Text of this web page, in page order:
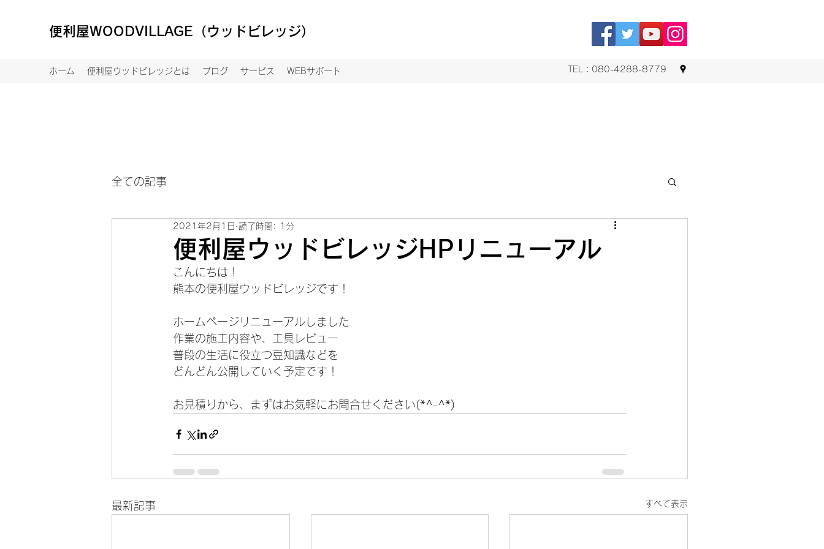
便利屋WOODVILLAGE（ウッドビレッジ）
ホーム 便利屋ウッドビレッジとは ブログ サービス WEBサポート TEL：080-4288-8779
全ての記事
便利屋ウッドビレッジHPリニューアル
2021年2月1日 読了時間: 1分
こんにちは！
熊本の便利屋ウッドビレッジです！
ホームページリニューアルしました
作業の施工内容や、工具レビュー
普段の生活に役立つ豆知識などを
どんどん公開していく予定です！
お見積りから、まずはお気軽にお問合せください(*^-^*)
最新記事 すべて表示